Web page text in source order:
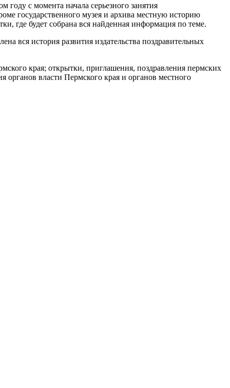
году с момента начала серьезного занятия
государственного музея и архива местную историю
где будет собрана вся найденная информация по теме.
вся история развития издательства поздравительных
края; открытки, приглашения, поздравления пермских
органов власти Пермского края и органов местного